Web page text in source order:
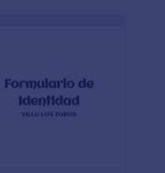
que
Recopilad
este formulario online.
de codificar!